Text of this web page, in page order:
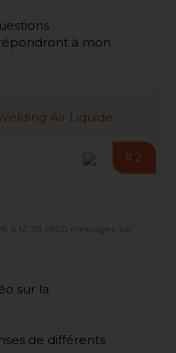
à mon
#2
à 12:38
(960 messages sur
sur la
de différents